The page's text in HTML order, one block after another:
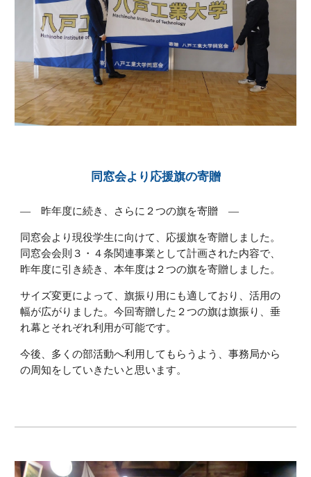
同窓会より応援旗の寄贈
― 昨年度に続き、さらに２つの旗を寄贈 ―
同窓会より現役学生に向けて、応援旗を寄贈しました。
同窓会会則３・４条関連事業として計画された内容で、
昨年度に引き続き、本年度は２つの旗を寄贈しました。
サイズ変更によって、旗振り用にも適しており、活用の
幅が広がりました。今回寄贈した２つの旗は旗振り、垂
れ幕とそれぞれ利用が可能です。
今後、多くの部活動へ利用してもらうよう、事務局から
の周知をしていきたいと思います。